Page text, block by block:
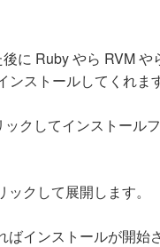
に Ruby やら RVM
ストールしてくれます
クしてインストー
クして展開します。
インストールが開始